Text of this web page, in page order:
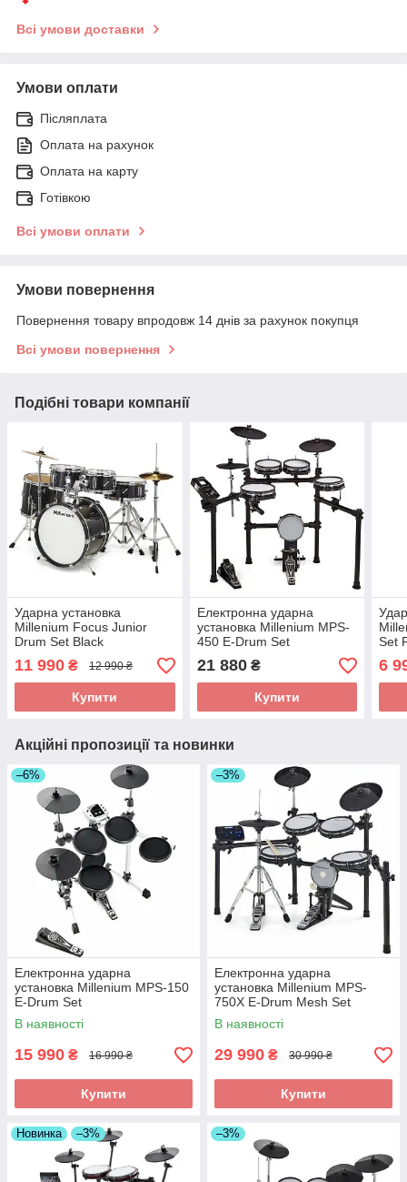
Всі умови доставки
Умови оплати
Післяплата
Оплата на рахунок
Оплата на карту
Готівкою
Всі умови оплати
Умови повернення
Повернення товару впродовж 14 днів за рахунок покупця
Всі умови повернення
Подібні товари компанії
Ударна установка
Millenium Focus Junior
Drum Set Black
11 990 ₴ 12 990 ₴
Купити
Електронна ударна
установка Millenium MPS-
450 E-Drum Set
21 880₴
Купити
Set
6
Акційні пропозиції та новинки
–6%
Електронна ударна
установка Millenium MPS-150
E-Drum Set
В наявності
15 990 ₴ 16 990 ₴
Купити
–3%
Електронна ударна
установка Millenium MPS-
750X E-Drum Mesh Set
В наявності
29 990 ₴ 30 990 ₴
Купити
Новинка –3% –3%